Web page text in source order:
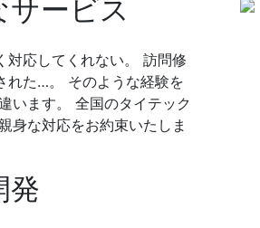
ービス
対応してくれない。 訪問修
れた…。 そのような経験を
います。 全国のタイテック
身な対応をお約束いたしま
発